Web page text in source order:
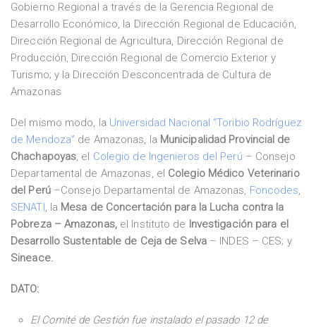
Gobierno Regional a través de la Gerencia Regional de
Desarrollo Económico, la Dirección Regional de Educación,
Dirección Regional de Agricultura, Dirección Regional de
Producción, Dirección Regional de Comercio Exterior y
Turismo; y la Dirección Desconcentrada de Cultura de
Amazonas
Del mismo modo, la Universidad Nacional “Toribio Rodríguez
de Mendoza” de Amazonas, la Municipalidad Provincial de
Chachapoyas, el Colegio de Ingenieros del Perú – Consejo
Departamental de Amazonas, el Colegio Médico Veterinario
del Perú–Consejo Departamental de Amazonas, Foncodes,
SENATI, la Mesa de Concertación para la Lucha contra la
Pobreza – Amazonas,el Instituto de Investigación para el
Desarrollo Sustentable de Ceja de Selva– INDES – CES; y
Sineace.
DATO:
El Comité de Gestión fue instalado el pasado 12 de